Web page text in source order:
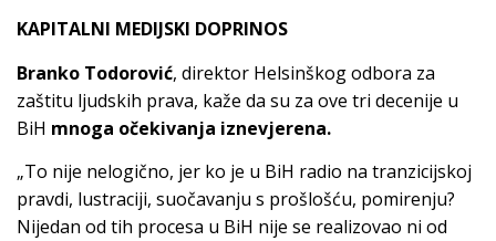
KAPITALNI MEDIJSKI DOPRINOS
Branko Todorović, direktor Helsinškog odbora za
zaštitu ljudskih prava, kaže da su za ove tri decenije u
BiH mnoga očekivanja iznevjerena.
„To nije nelogično, jer ko je u BiH radio na tranzicijskoj
pravdi, lustraciji, suočavanju s prošlošću, pomirenju?
Nijedan od tih procesa u BiH nije se realizovao ni od